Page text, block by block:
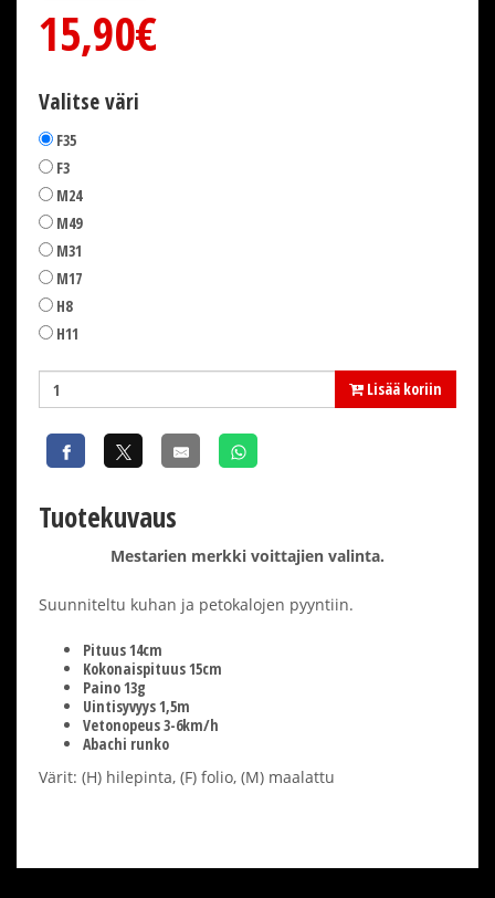
15,90€
Valitse väri
F35
F3
M24
M49
M31
M17
H8
H11
Lisää koriin
Tuotekuvaus
Mestarien merkki voittajien valinta.
Suunniteltu kuhan ja petokalojen pyyntiin.
Pituus 14cm
Kokonaispituus 15cm
Paino 13g
Uintisyvyys 1,5m
Vetonopeus 3-6km/h
Abachi runko
Värit: (H) hilepinta, (F) folio, (M) maalattu